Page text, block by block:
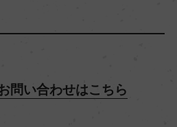
問い合わせはこちら